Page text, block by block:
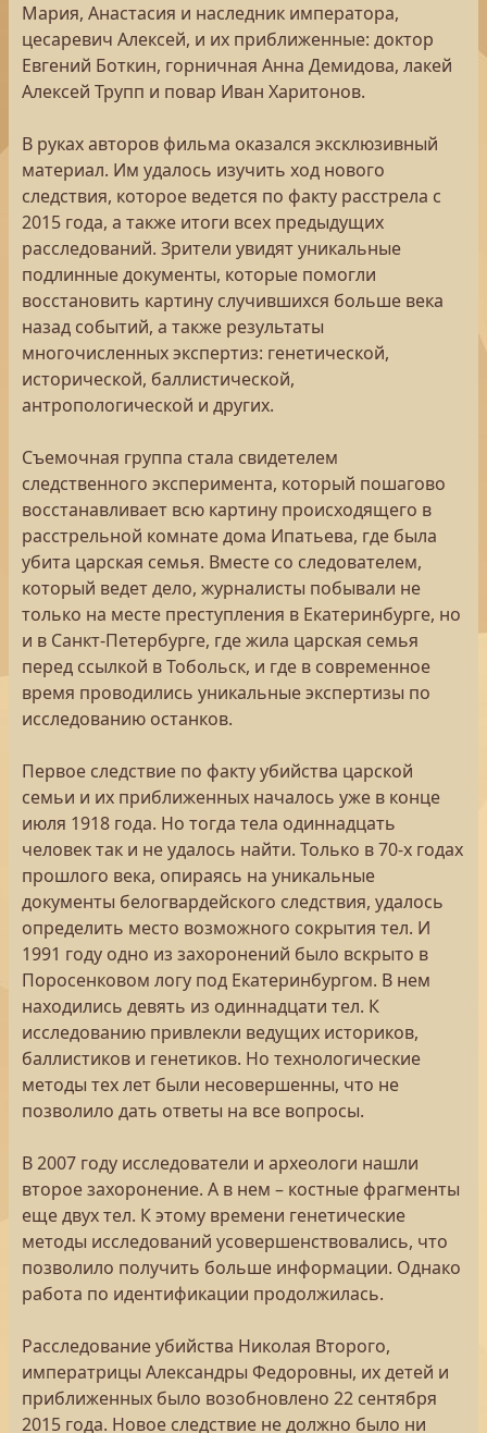
Мария, Анастасия и наследник императора,
цесаревич Алексей, и их приближенные: доктор
Евгений Боткин, горничная Анна Демидова, лакей
Алексей Трупп и повар Иван Харитонов.
В руках авторов фильма оказался эксклюзивный
материал. Им удалось изучить ход нового
следствия, которое ведется по факту расстрела с
2015 года, а также итоги всех предыдущих
расследований. Зрители увидят уникальные
подлинные документы, которые помогли
восстановить картину случившихся больше века
назад событий, а также результаты
многочисленных экспертиз: генетической,
исторической, баллистической,
антропологической и других.
Съемочная группа стала свидетелем
следственного эксперимента, который пошагово
восстанавливает всю картину происходящего в
расстрельной комнате дома Ипатьева, где была
убита царская семья. Вместе со следователем,
который ведет дело, журналисты побывали не
только на месте преступления в Екатеринбурге, но
и в Санкт-Петербурге, где жила царская семья
перед ссылкой в Тобольск, и где в современное
время проводились уникальные экспертизы по
исследованию останков.
Первое следствие по факту убийства царской
семьи и их приближенных началось уже в конце
июля 1918 года. Но тогда тела одиннадцать
человек так и не удалось найти. Только в 70-х годах
прошлого века, опираясь на уникальные
документы белогвардейского следствия, удалось
определить место возможного сокрытия тел. И
1991 году одно из захоронений было вскрыто в
Поросенковом логу под Екатеринбургом. В нем
находились девять из одиннадцати тел. К
исследованию привлекли ведущих историков,
баллистиков и генетиков. Но технологические
методы тех лет были несовершенны, что не
позволило дать ответы на все вопросы.
В 2007 году исследователи и археологи нашли
второе захоронение. А в нем – костные фрагменты
еще двух тел. К этому времени генетические
методы исследований усовершенствовались, что
позволило получить больше информации. Однако
работа по идентификации продолжилась.
Расследование убийства Николая Второго,
императрицы Александры Федоровны, их детей и
приближенных было возобновлено 22 сентября
2015 года. Новое следствие не должно было ни